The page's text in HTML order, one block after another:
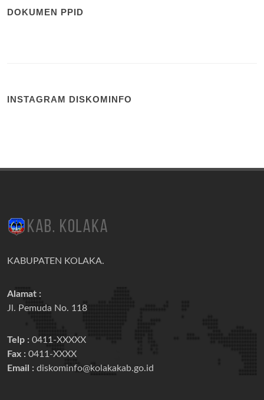
DOKUMEN PPID
INSTAGRAM DISKOMINFO
KABUPATEN KOLAKA.
Alamat :
Jl. Pemuda No. 118
Telp : 0411-XXXXX
Fax : 0411-XXXX
Email : diskominfo@kolakakab.go.id